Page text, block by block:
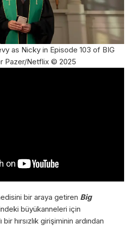
as Nicky in Episode 103 of BIG
Pazer/Netflix © 2025
bir araya getiren Big
büyükanneleri için
hırsızlık girişiminin ardından